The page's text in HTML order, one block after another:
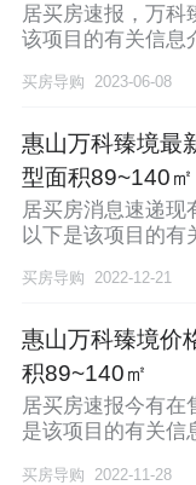
居买房速报，万科
该项目的有关信息
买房导购 2023-06-08
惠山万科臻境最
型面积89~140㎡
居买房消息速递现
以下是该项目的有
买房导购 2022-12-21
惠山万科臻境价
积89~140㎡
居买房速报今有在
是该项目的有关信
买房导购 2022-11-28